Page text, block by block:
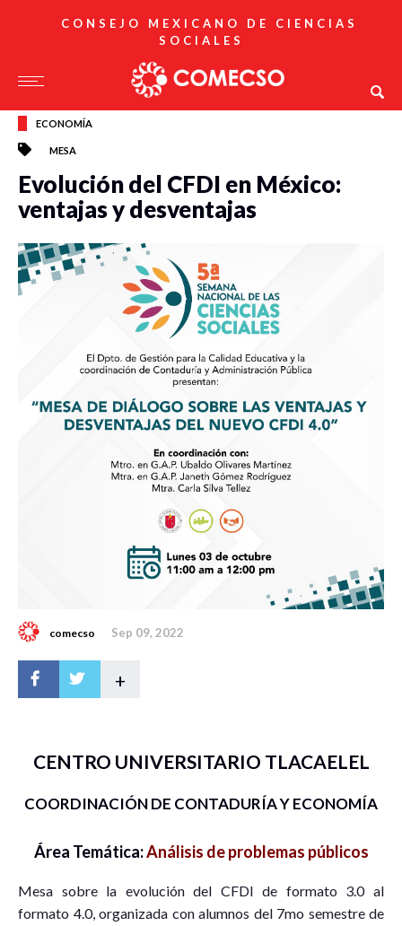
CONSEJO MEXICANO DE CIENCIAS
SOCIALES
ECONOMÍA
MESA
Evolución del CFDI en México:
ventajas y desventajas
comecso Sep 09, 2022
+
CENTRO UNIVERSITARIO TLACAELEL
COORDINACIÓN DE CONTADURÍA Y ECONOMÍA
Área Temática:Análisis de problemas públicos
Mesa sobre la evolución del CFDI de formato 3.0 al
formato 4.0, organizada con alumnos del 7mo semestre de